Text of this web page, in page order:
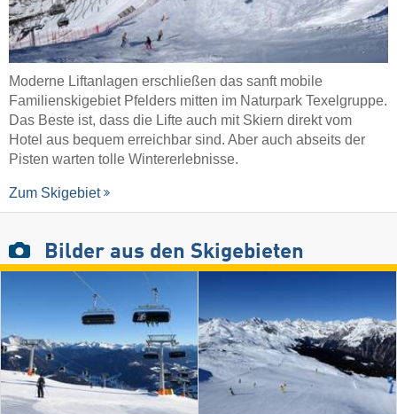
Moderne Liftanlagen erschließen das sanft mobile
Familienskigebiet Pfelders mitten im Naturpark Texelgruppe.
Das Beste ist, dass die Lifte auch mit Skiern direkt vom
Hotel aus bequem erreichbar sind. Aber auch abseits der
Pisten warten tolle Wintererlebnisse.
Zum Skigebiet
Bilder aus den Skigebieten